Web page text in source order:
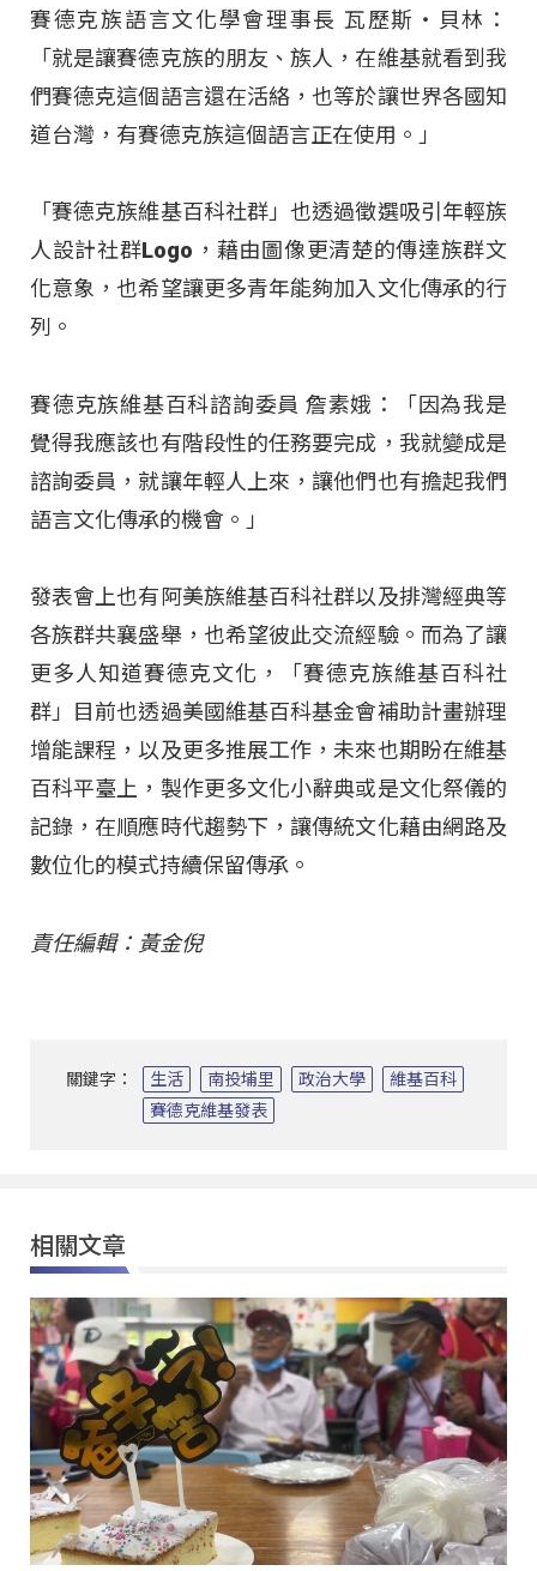
賽德克族語言文化學會理事長 瓦歷斯‧貝林：
「就是讓賽德克族的朋友、族人，在維基就看到我
們賽德克這個語言還在活絡，也等於讓世界各國知
道台灣，有賽德克族這個語言正在使用。」
「賽德克族維基百科社群」也透過徵選吸引年輕族
人設計社群Logo，藉由圖像更清楚的傳達族群文
化意象，也希望讓更多青年能夠加入文化傳承的行
列。
賽德克族維基百科諮詢委員 詹素娥：「因為我是
覺得我應該也有階段性的任務要完成，我就變成是
諮詢委員，就讓年輕人上來，讓他們也有擔起我們
語言文化傳承的機會。」
發表會上也有阿美族維基百科社群以及排灣經典等
各族群共襄盛舉，也希望彼此交流經驗。而為了讓
更多人知道賽德克文化，「賽德克族維基百科社
群」目前也透過美國維基百科基金會補助計畫辦理
增能課程，以及更多推展工作，未來也期盼在維基
百科平臺上，製作更多文化小辭典或是文化祭儀的
記錄，在順應時代趨勢下，讓傳統文化藉由網路及
數位化的模式持續保留傳承。
責任編輯：黃金倪
關鍵字： 生活 南投埔里 政治大學
維基百科
賽德克維基發表
相關文章